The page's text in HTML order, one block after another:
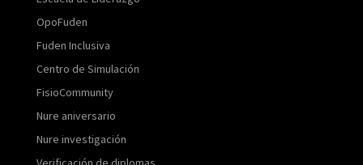
OpoFuden
Fuden Inclusiva
Centro de Simulación
FisioCommunity
Nure aniversario
Nure investigación